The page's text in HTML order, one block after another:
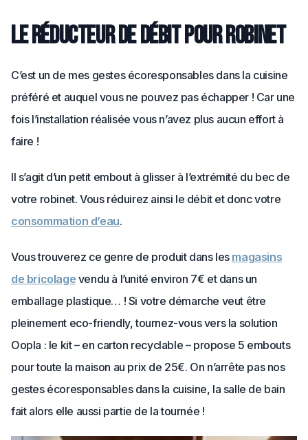
Le réducteur de débit pour robinet
C’est un de mes gestes écoresponsables dans la cuisine
préféré et auquel vous ne pouvez pas échapper ! Car une
fois l’installation réalisée vous n’avez plus aucun effort à
faire !
Il s’agit d’un petit embout à glisser à l’extrémité du bec de
votre robinet. Vous réduirez ainsi le débit et donc votre
consommation d’eau.
Vous trouverez ce genre de produit dans les magasins
de bricolage vendu à l’unité environ 7€ et dans un
emballage plastique… ! Si votre démarche veut être
pleinement eco-friendly, tournez-vous vers la solution
Oopla : le kit – en carton recyclable – propose 5 embouts
pour toute la maison au prix de 25€. On n’arrête pas nos
gestes écoresponsables dans la cuisine, la salle de bain
fait alors elle aussi partie de la tournée !